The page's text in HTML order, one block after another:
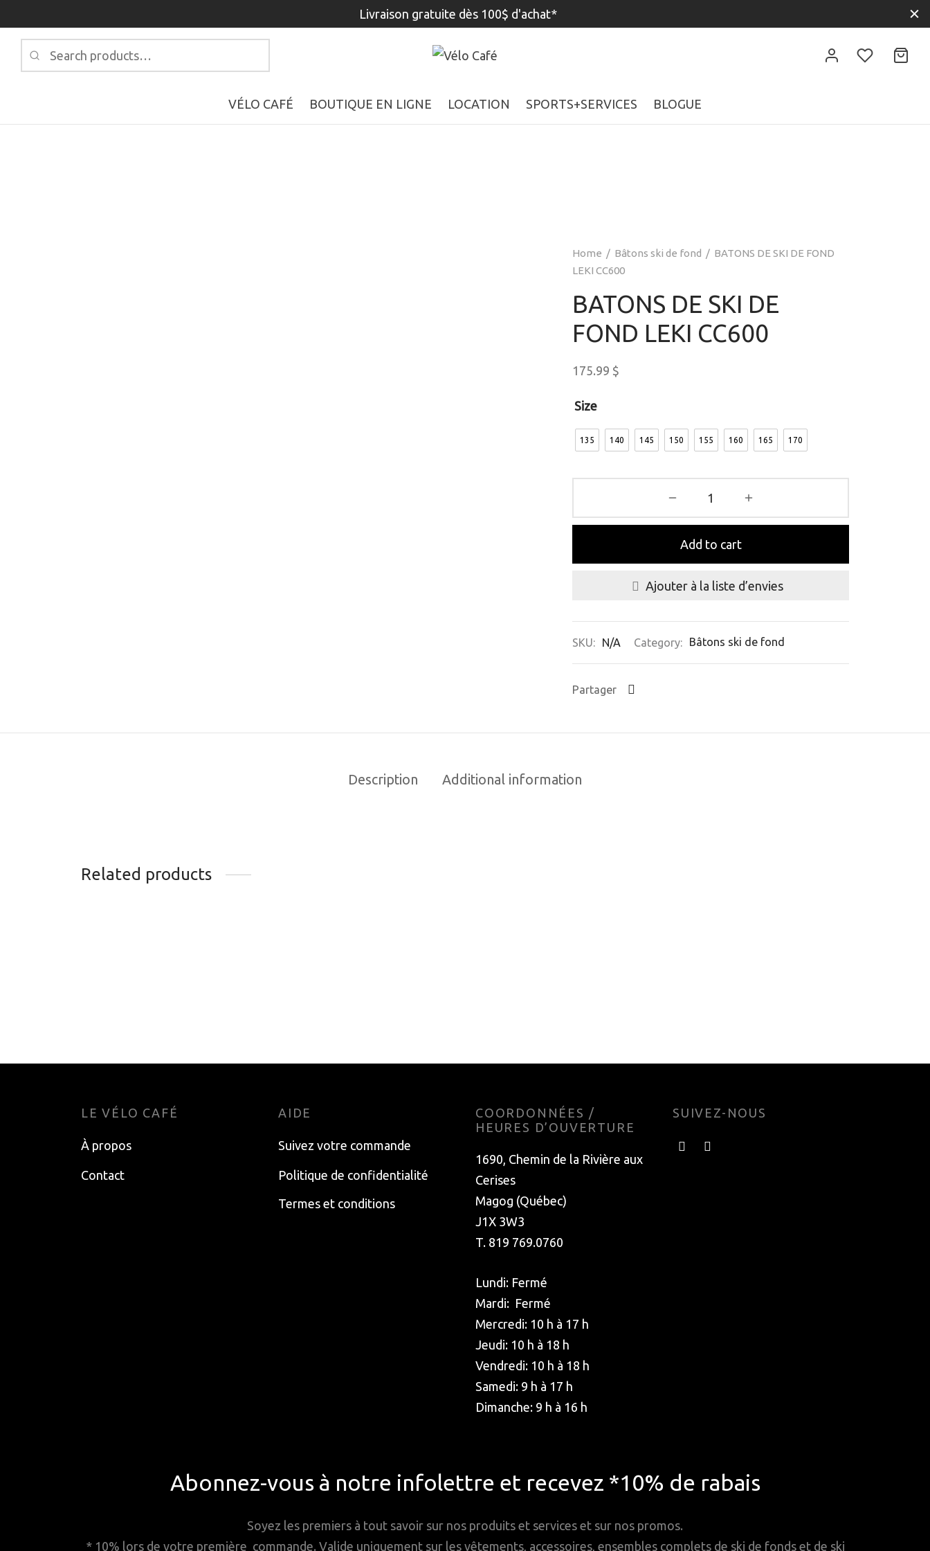
Livraison gratuite dès 100$ d'achat*
Search
for:
VÉLO CAFÉ BOUTIQUE EN LIGNE LOCATION SPORTS+SERVICES BLOGUE
Home / Bâtons ski de fond / BATONS DE SKI DE FOND
LEKI CC600
BATONS DE SKI DE
FOND LEKI CC600
175.99 $
Size
135 140 145 150 155 160 165 170
Add to cart
Ajouter à la liste d’envies
SKU: N/A Category: Bâtons ski de fond
Partager
Description Additional information
Related products
Add to cart
LE VÉLO CAFÉ
À propos
Contact
AIDE
Suivez votre commande
Politique de confidentialité
Termes et conditions
COORDONNÉES /
HEURES D’OUVERTURE
1690, Chemin de la Rivière aux
Cerises
Magog (Québec)
J1X 3W3
T. 819 769.0760
Lundi: Fermé
Mardi: Fermé
Mercredi: 10 h à 17 h
Jeudi: 10 h à 18 h
Vendredi: 10 h à 18 h
Samedi: 9 h à 17 h
Dimanche: 9 h à 16 h
SUIVEZ-NOUS
Abonnez-vous à notre infolettre et recevez *10% de rabais
Soyez les premiers à tout savoir sur nos produits et services et sur nos promos.
* 10% lors de votre première commande. Valide uniquement sur les vêtements, accessoires, ensembles complets de ski de fonds et de ski